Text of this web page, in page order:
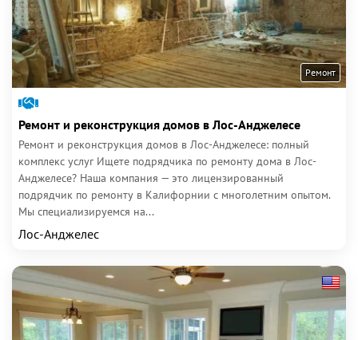
Ремонт
Ремонт и реконструкция домов в Лос-Анджелесе
Ремонт и реконструкция домов в Лос-Анджелесе: полный
комплекс услуг Ищете подрядчика по ремонту дома в Лос-
Анджелесе? Наша компания — это лицензированный
подрядчик по ремонту в Калифорнии с многолетним опытом.
Мы специализируемся на...
Лос-Анджелес